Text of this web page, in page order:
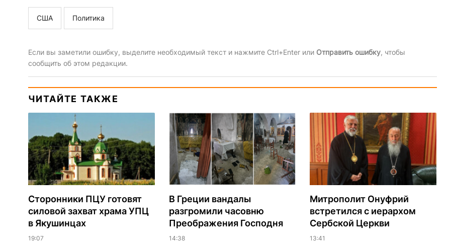
США Политика
Если вы заметили ошибку, выделите необходимый текст и нажмите Ctrl+Enter или Отправить ошибку, чтобы
сообщить об этом редакции.
ЧИТАЙТЕ ТАКЖЕ
Сторонники ПЦУ готовят
силовой захват храма УПЦ
в Якушинцах
19:07
В Греции вандалы
разгромили часовню
Преображения Господня
14:38
Митрополит Онуфрий
встретился с иерархом
Сербской Церкви
13:41